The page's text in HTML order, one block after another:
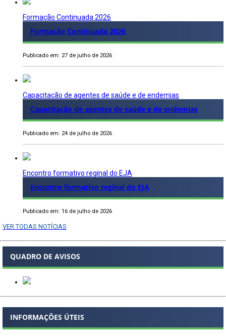
Formação Continuada 2026
Formação Continuada 2026
Publicado em: 27 de julho de 2026
Capacitação de agentes de saúde e de endemias
Capacitação de agentes de saúde e de endemias
Publicado em: 24 de julho de 2026
Encontro formativo reginal do EJA
Encontro formativo reginal do EJA
Publicado em: 16 de julho de 2026
VER TODAS NOTÍCIAS
QUADRO DE AVISOS
INFORMAÇÕES ÚTEIS